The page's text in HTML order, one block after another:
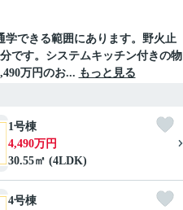
学できる範囲にあります。野火止
です。システムキッチン付きの物
万円のお... もっと見る
1号棟
4,490万円
30.55㎡ (4LDK)
4号棟